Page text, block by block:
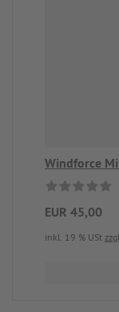
Windforce
EUR 45,00
inkl. 19 % USt